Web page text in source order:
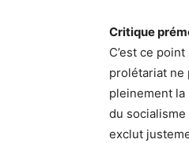
Critique
C’est ce
prolétariat ne
pleinement la
du
exclut